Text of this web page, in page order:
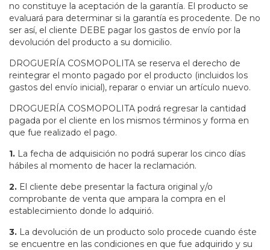
no constituye la aceptación de la garantía. El producto se
evaluará para determinar si la garantía es procedente. De no
ser así, el cliente DEBE pagar los gastos de envío por la
devolución del producto a su domicilio.
DROGUERÍA COSMOPOLITA se reserva el derecho de
reintegrar el monto pagado por el producto (incluidos los
gastos del envío inicial), reparar o enviar un artículo nuevo.
DROGUERÍA COSMOPOLITA podrá regresar la cantidad
pagada por el cliente en los mismos términos y forma en
que fue realizado el pago.
1. La fecha de adquisición no podrá superar los cinco días
hábiles al momento de hacer la reclamación.
2. El cliente debe presentar la factura original y/o
comprobante de venta que ampara la compra en el
establecimiento donde lo adquirió.
3. La devolución de un producto solo procede cuando éste
se encuentre en las condiciones en que fue adquirido y su